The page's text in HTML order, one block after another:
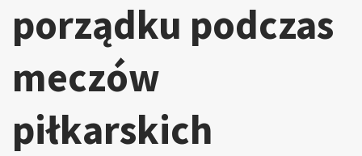
porządku podczas
meczów
piłkarskich